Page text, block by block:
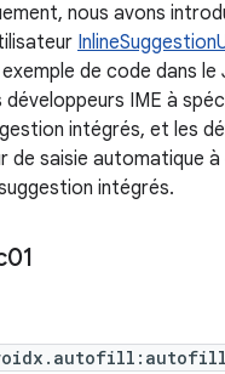
nous avons
de code dans le
développeurs IME à
intégrés, et les
de saisie automatique
intégrés.